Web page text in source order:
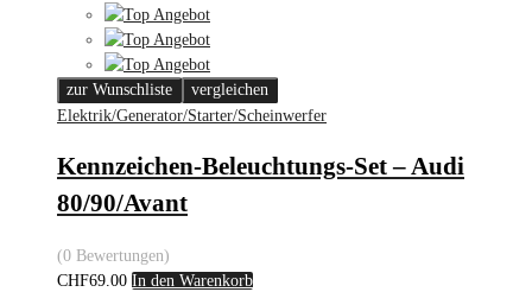
zur Wunschliste
vergleichen
Elektrik/Generator/Starter/Scheinwerfer
Kennzeichen-Beleuchtungs-Set – Audi
80/90/Avant
(0 Bewertungen)
CHF69.00 In den Warenkorb